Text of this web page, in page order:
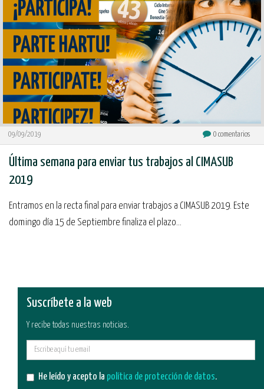
09/09/2019 0 comentarios
Última semana para enviar tus trabajos al CIMASUB
2019
Entramos en la recta final para enviar trabajos a CIMASUB 2019. Este
domingo día 15 de Septiembre finaliza el plazo...
Suscríbete a la web
Y recibe todas nuestras noticias.
He leído y acepto la política de protección de datos.